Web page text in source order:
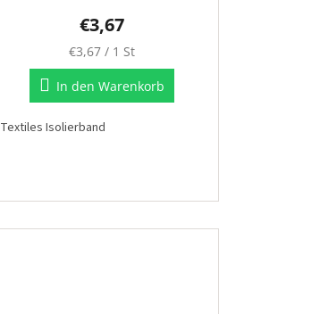
€3,67
Verkaufspreis:
€3,67 / 1 St
In den Warenkorb
Textiles Isolierband